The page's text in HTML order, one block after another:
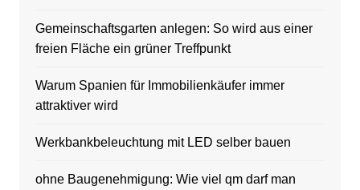
Gemeinschaftsgarten anlegen: So wird aus einer
freien Fläche ein grüner Treffpunkt
Warum Spanien für Immobilienkäufer immer
attraktiver wird
Werkbankbeleuchtung mit LED selber bauen
ohne Baugenehmigung: Wie viel qm darf man